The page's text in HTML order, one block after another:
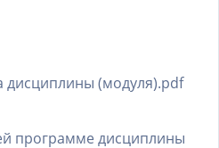
дисциплины (модуля).pdf
программе дисциплины